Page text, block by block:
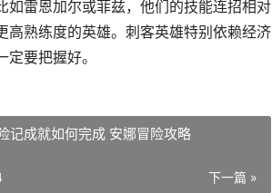
如雷恩加尔或菲兹，他们的技能连招相对
高熟练度的英雄。刺客英雄特别依赖经济
要把握好。
记成就如何完成 安娜冒险攻略
下一篇 »